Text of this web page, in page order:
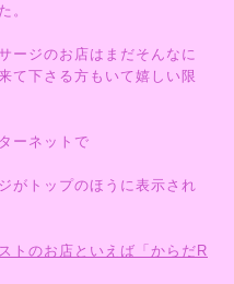
。
ージのお店はまだそんなに
て下さる方もいて嬉しい限
ーネットで
がトップのほうに表示され
トのお店といえば「からだR